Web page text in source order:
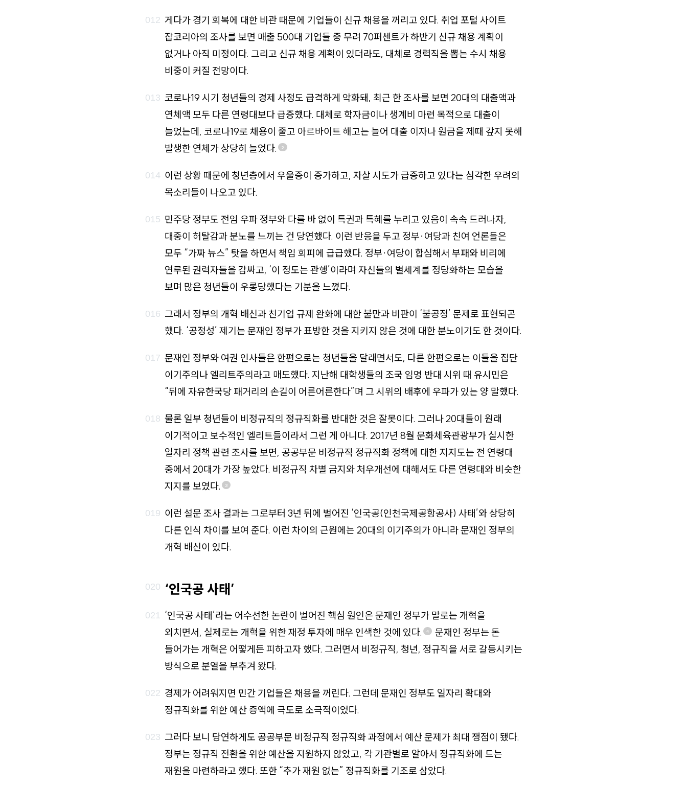
게다가 경기 회복에 대한 비관 때문에 기업들이 신규 채용을 꺼리고 있다. 취업 포털 사이트
잡코리아의 조사를 보면 매출 500대 기업들 중 무려 70퍼센트가 하반기 신규 채용 계획이
없거나 아직 미정이다. 그리고 신규 채용 계획이 있더라도, 대체로 경력직을 뽑는 수시 채용
비중이 커질 전망이다.
코로나19 시기 청년들의 경제 사정도 급격하게 악화돼, 최근 한 조사를 보면 20대의 대출액과
연체액 모두 다른 연령대보다 급증했다. 대체로 학자금이나 생계비 마련 목적으로 대출이
늘었는데, 코로나19로 채용이 줄고 아르바이트 해고는 늘어 대출 이자나 원금을 제때 갚지 못해
발생한 연체가 상당히 늘었다.
2
이런 상황 때문에 청년층에서 우울증이 증가하고, 자살 시도가 급증하고 있다는 심각한 우려의
목소리들이 나오고 있다.
민주당 정부도 전임 우파 정부와 다를 바 없이 특권과 특혜를 누리고 있음이 속속 드러나자,
대중이 허탈감과 분노를 느끼는 건 당연했다. 이런 반응을 두고 정부·여당과 친여 언론들은
모두 “가짜 뉴스” 탓을 하면서 책임 회피에 급급했다. 정부·여당이 합심해서 부패와 비리에
연루된 권력자들을 감싸고, ‘이 정도는 관행’이라며 자신들의 별세계를 정당화하는 모습을
보며 많은 청년들이 우롱당했다는 기분을 느꼈다.
그래서 정부의 개혁 배신과 친기업 규제 완화에 대한 불만과 비판이 ‘불공정’ 문제로 표현되곤
했다. ‘공정성’ 제기는 문재인 정부가 표방한 것을 지키지 않은 것에 대한 분노이기도 한 것이다.
문재인 정부와 여권 인사들은 한편으로는 청년들을 달래면서도, 다른 한편으로는 이들을 집단
이기주의나 엘리트주의라고 매도했다. 지난해 대학생들의 조국 임명 반대 시위 때 유시민은
“뒤에 자유한국당 패거리의 손길이 어른어른한다”며 그 시위의 배후에 우파가 있는 양 말했다.
물론 일부 청년들이 비정규직의 정규직화를 반대한 것은 잘못이다. 그러나 20대들이 원래
이기적이고 보수적인 엘리트들이라서 그런 게 아니다. 2017년 8월 문화체육관광부가 실시한
일자리 정책 관련 조사를 보면, 공공부문 비정규직 정규직화 정책에 대한 지지도는 전 연령대
중에서 20대가 가장 높았다. 비정규직 차별 금지와 처우개선에 대해서도 다른 연령대와 비슷한
지지를 보였다.
3
이런 설문 조사 결과는 그로부터 3년 뒤에 벌어진 ‘인국공(인천국제공항공사) 사태’와 상당히
다른 인식 차이를 보여 준다. 이런 차이의 근원에는 20대의 이기주의가 아니라 문재인 정부의
개혁 배신이 있다.
‘인국공 사태’
‘인국공 사태’라는 어수선한 논란이 벌어진 핵심 원인은 문재인 정부가 말로는 개혁을
외치면서, 실제로는 개혁을 위한 재정 투자에 매우 인색한 것에 있다.
4
문재인 정부는 돈
들어가는 개혁은 어떻게든 피하고자 했다. 그러면서 비정규직, 청년, 정규직을 서로 갈등시키는
방식으로 분열을 부추겨 왔다.
경제가 어려워지면 민간 기업들은 채용을 꺼린다. 그런데 문재인 정부도 일자리 확대와
정규직화를 위한 예산 증액에 극도로 소극적이었다.
그러다 보니 당연하게도 공공부문 비정규직 정규직화 과정에서 예산 문제가 최대 쟁점이 됐다.
정부는 정규직 전환을 위한 예산을 지원하지 않았고, 각 기관별로 알아서 정규직화에 드는
재원을 마련하라고 했다. 또한 “추가 재원 없는” 정규직화를 기조로 삼았다.